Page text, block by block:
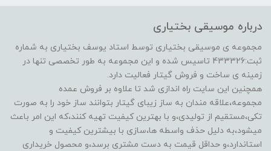
درباره موسیقی بختیاری
مجموعه ی موسیقی بختیاری توسط استاد یوسف بختیاری به شماره
ثبت:433326 تاسیس شده و این مجموعه به طور تخصصی تنها در
زمینه ی ساخت و فروش گیتار فعالیت دارد.
همچنین این سایت راه اندازی شد تا علاوه بر فروش عمده
مجموعه،علاقه مندان به ساز زیبای گیتار بتوانند ساز خود را به صورت
تکی،مستقیم از تولیدی،و با بهترین کیفیت تهیه کنند،که این امر باعث
میشود،به دلیل حذف واسطه ها،سازی با بیشترین کیفیت و
استاندارد،و حداقل قیمت به دست مشتری برسد،و محصول خریداری